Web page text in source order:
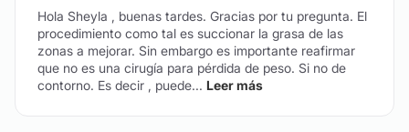
Hola Sheyla , buenas tardes. Gracias por tu pregunta. El
procedimiento como tal es succionar la grasa de las
zonas a mejorar. Sin embargo es importante reafirmar
que no es una cirugía para pérdida de peso. Si no de
contorno. Es decir , puede... Leer más